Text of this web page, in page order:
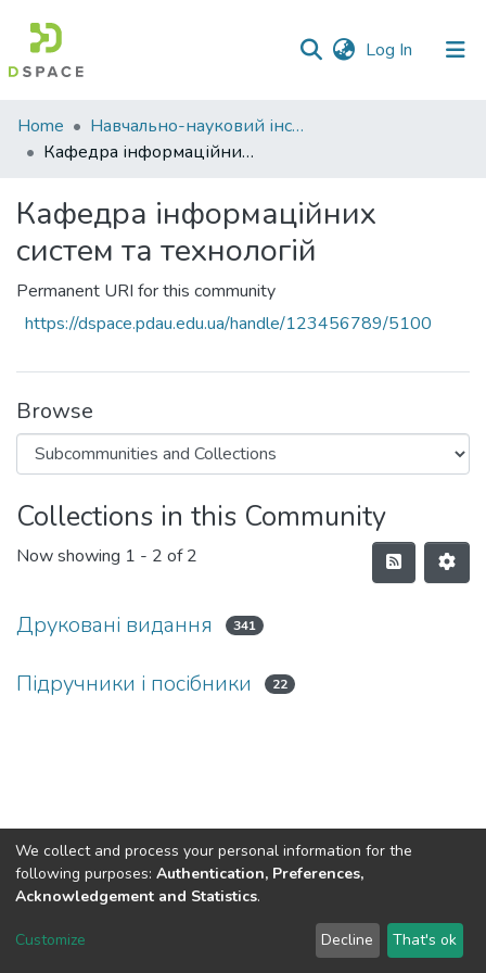
Log In (current)
Communities
&
All of DSpace
Home
Навчально-науковий інститут економіки, управління, права та інформаційних технологій
Кафедра інформаційних систем та технологій
Кафедра інформаційних
систем та технологій
Permanent URI for this community
https://dspace.pdau.edu.ua/handle/123456789/5100
Browse
Collections in this Community
Now showing 1 - 2 of 2
Друковані видання 341
Підручники і посібники 22
DSpace software copyright © 2002-2026 LYRASIS
Send Feedback
We collect and process your personal information for the
following purposes: Authentication, Preferences,
Acknowledgement and Statistics.
Customize Decline That's ok